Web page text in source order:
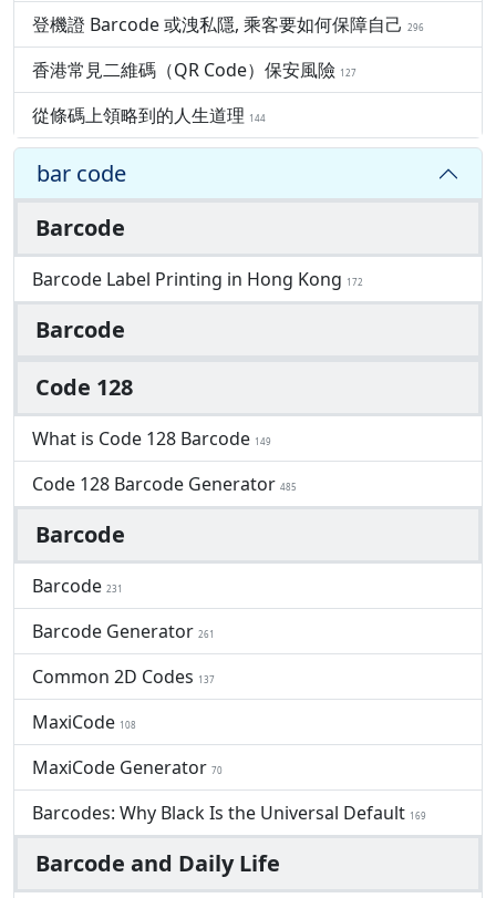
登機證 Barcode 或洩私隱, 乘客要如何保障自己 296
香港常見二維碼（QR Code）保安風險 127
從條碼上領略到的人生道理 144
bar code
Barcode
Barcode Label Printing in Hong Kong 172
Barcode
Code 128
What is Code 128 Barcode 149
Code 128 Barcode Generator 485
Barcode
Barcode 231
Barcode Generator 261
Common 2D Codes 137
MaxiCode 108
MaxiCode Generator 70
Barcodes: Why Black Is the Universal Default 169
Barcode and Daily Life